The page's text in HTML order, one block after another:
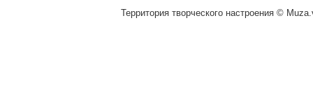
Территория творческого настроения ©